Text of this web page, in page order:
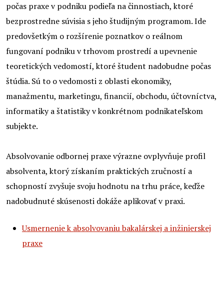
počas praxe v podniku podieľa na činnostiach, ktoré
bezprostredne súvisia s jeho študijným programom. Ide
predovšetkým o rozšírenie poznatkov o reálnom
fungovaní podniku v trhovom prostredí a upevnenie
teoretických vedomostí, ktoré študent nadobudne počas
štúdia. Sú to o vedomosti z oblasti ekonomiky,
manažmentu, marketingu, financií, obchodu, účtovníctva,
informatiky a štatistiky v konkrétnom podnikateľskom
subjekte.
Absolvovanie odbornej praxe výrazne ovplyvňuje profil
absolventa, ktorý získaním praktických zručností a
schopností zvyšuje svoju hodnotu na trhu práce, keďže
nadobudnuté skúsenosti dokáže aplikovať v praxi.
Usmernenie k absolvovaniu bakalárskej a inžinierskej
praxe